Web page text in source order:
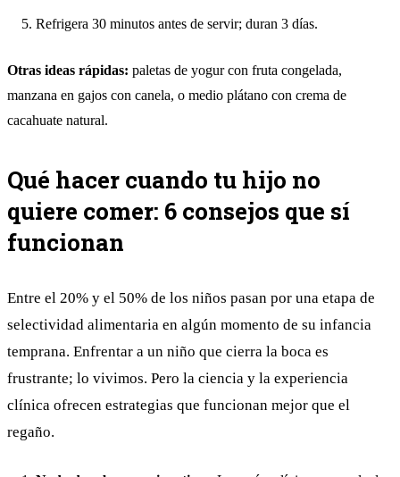
Refrigera 30 minutos antes de servir; duran 3 días.
Otras ideas rápidas: paletas de yogur con fruta congelada,
manzana en gajos con canela, o medio plátano con crema de
cacahuate natural.
Qué hacer cuando tu hijo no
quiere comer: 6 consejos que sí
funcionan
Entre el 20% y el 50% de los niños pasan por una etapa de
selectividad alimentaria en algún momento de su infancia
temprana. Enfrentar a un niño que cierra la boca es
frustrante; lo vivimos. Pero la ciencia y la experiencia
clínica ofrecen estrategias que funcionan mejor que el
regaño.